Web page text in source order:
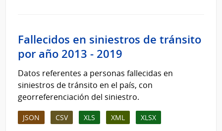
Fallecidos en siniestros de tránsito
por año 2013 - 2019
Datos referentes a personas fallecidas en
siniestros de tránsito en el país, con
georreferenciación del siniestro.
JSON CSV XLS XML XLSX